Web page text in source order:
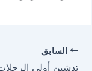
السابق